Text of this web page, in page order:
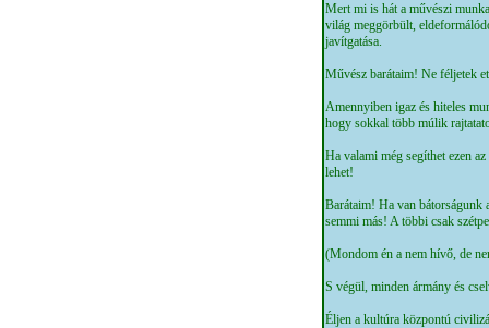
Mert mi is hát a művészi
világ meggörbült,
javítgatása.
Művész barátaim! Ne féljetek
Amennyiben igaz és hiteles
hogy sokkal több múlik
Ha valami még segíthet ezen
lehet!
Barátaim! Ha van bátorságunk
semmi más! A többi csak
(Mondom én a nem hívő, de
S végül, minden ármány és
Éljen a kultúra központú